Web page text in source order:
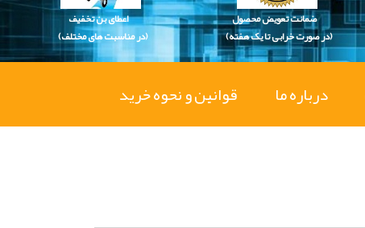
ضمانت تعویض محصول
(در صورت خرابی تا یک هفته)
اعطای بن تخفیف
(در مناسبت های مختلف)
درباره ما قوانین و نحوه خرید